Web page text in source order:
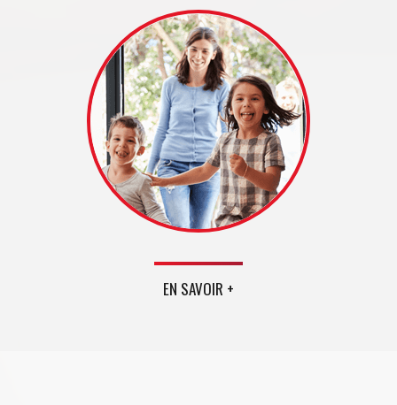
EN SAVOIR +